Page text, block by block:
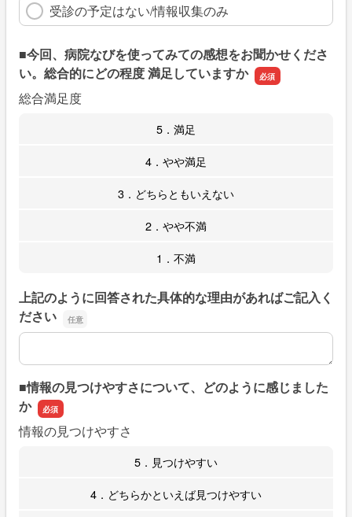
受診の予定はない/情報収集のみ
■今回、病院なびを使ってみての感想をお聞かせくださ
い。総合的にどの程度 満足していますか
総合満足度
5．満足
4．やや満足
3．どちらともいえない
2．やや不満
1．不満
上記のように回答された具体的な理由があればご記入く
ださい
上記のように回答された具体的な理由があればご記入くだ
■情報の見つけやすさについて、どのように感じました
か
情報の見つけやすさ
5．見つけやすい
4．どちらかといえば見つけやすい